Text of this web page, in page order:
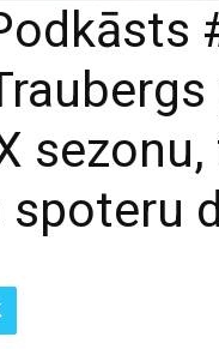
spoteru